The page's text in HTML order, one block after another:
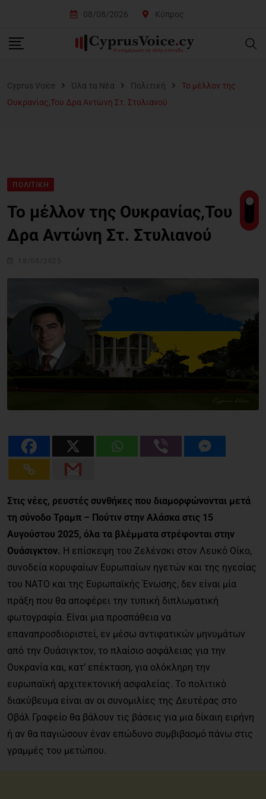
08/08/2026 Κύπρος
Cyprus Voice Όλα τα Νέα Πολιτική
Το μέλλον της
Ουκρανίας,Του Δρα Αντώνη Στ. Στυλιανού
ΠΟΛΙΤΙΚΉ
Το μέλλον της Ουκρανίας,Του
Δρα Αντώνη Στ. Στυλιανού
Στις νέες, ρευστές συνθήκες που διαμορφώνονται μετά
τη σύνοδο Τραμπ – Πούτιν στην Αλάσκα στις 15
Αυγούστου 2025, όλα τα βλέμματα στρέφονται στην
Ουάσιγκτον. Η επίσκεψη του Ζελένσκι στον Λευκό Οίκο,
συνοδεία κορυφαίων Ευρωπαίων ηγετών και της ηγεσίας
του ΝΑΤΟ και της Ευρωπαϊκής Ένωσης, δεν είναι μία
πράξη που θα αποφέρει την τυπική διπλωματική
φωτογραφία. Είναι μια προσπάθεια να
επαναπροσδιοριστεί, εν μέσω αντιφατικών μηνυμάτων
από την Ουάσιγκτον, το πλαίσιο ασφάλειας για την
Ουκρανία και, κατ’ επέκταση, για ολόκληρη την
ευρωπαϊκή αρχιτεκτονική ασφαλείας. Το πολιτικό
διακύβευμα είναι αν οι συνομιλίες της Δευτέρας στο
Οβάλ Γραφείο θα βάλουν τις βάσεις για μια δίκαιη ειρήνη
ή αν θα παγιώσουν έναν επώδυνο συμβιβασμό πάνω στις
γραμμές του μετώπου.